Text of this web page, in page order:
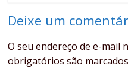
Deixe um
O seu endereço de e-mail
obrigatórios são